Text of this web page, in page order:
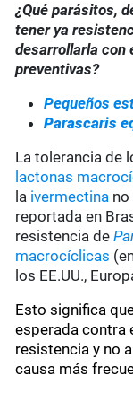
¿Qué parásitos,
tener ya
desarrollarla con
preventivas?
Pequeños
Parascaris
La tolerancia de
lactonas
la ivermectina no
reportada en
resistencia de
macrocíclicas
los EE.UU.,
Esto significa
esperada contra
resistencia y no
causa más